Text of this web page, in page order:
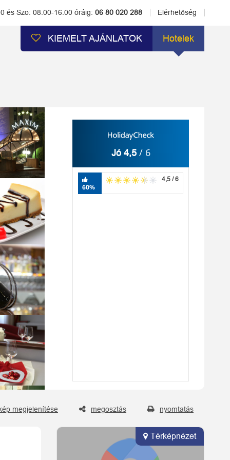
és Szo: 08.00-16.00 óráig: 06 80 020 288 Elérhetőség
KIEMELT AJÁNLATOK Hotelek
Jó 4,5 / 6
60%
4,5 / 6
megjelenítése megosztás nyomtatás
Térképnézet